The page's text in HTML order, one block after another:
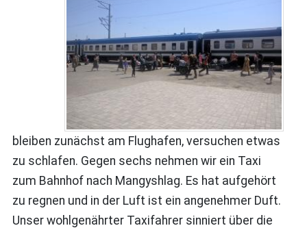
bleiben zunächst am Flughafen, versuchen etwas
zu schlafen. Gegen sechs nehmen wir ein Taxi
zum Bahnhof nach Mangyshlag. Es hat aufgehört
zu regnen und in der Luft ist ein angenehmer Duft.
Unser wohlgenährter Taxifahrer sinniert über die